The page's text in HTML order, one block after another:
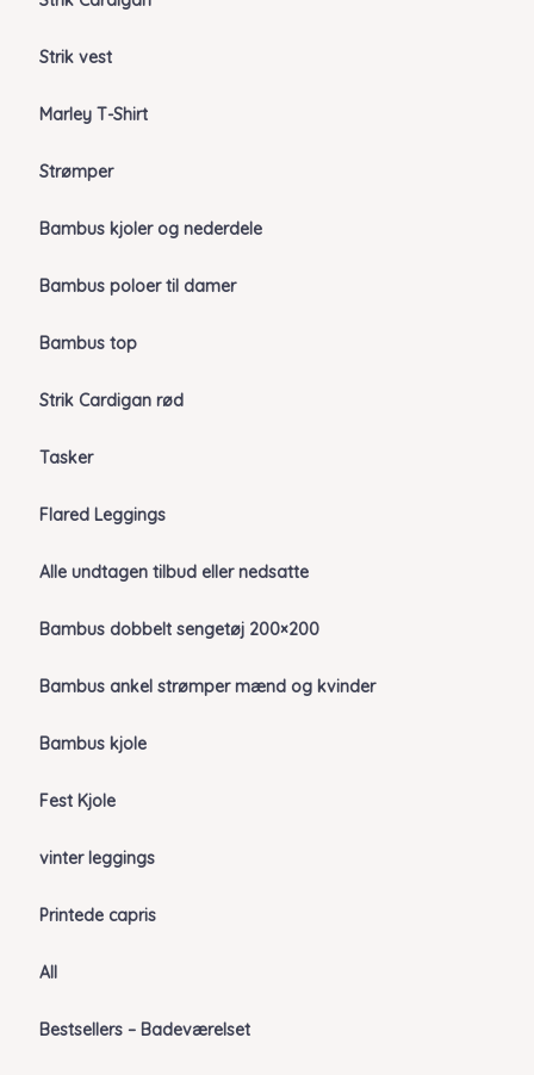
Strik vest
Marley T-Shirt
Strømper
Bambus kjoler og nederdele
Bambus poloer til damer
Bambus top
Strik Cardigan rød
Tasker
Flared Leggings
Alle undtagen tilbud eller nedsatte
Bambus dobbelt sengetøj 200×200
Bambus ankel strømper mænd og kvinder
Bambus kjole
Fest Kjole
vinter leggings
Printede capris
All
Bestsellers – Badeværelset